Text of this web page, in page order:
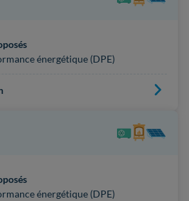
énergétique (DPE)
énergétique (DPE)